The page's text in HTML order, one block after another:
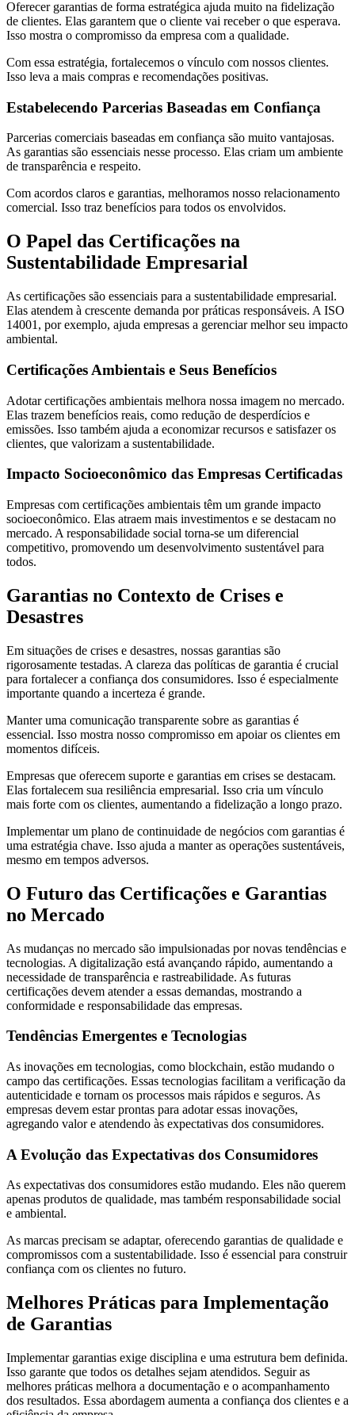
Oferecer garantias de forma estratégica ajuda muito na fidelização
de clientes. Elas garantem que o cliente vai receber o que esperava.
Isso mostra o compromisso da empresa com a qualidade.
Com essa estratégia, fortalecemos o vínculo com nossos clientes.
Isso leva a mais compras e recomendações positivas.
Estabelecendo Parcerias Baseadas em Confiança
Parcerias comerciais baseadas em confiança são muito vantajosas.
As garantias são essenciais nesse processo. Elas criam um ambiente
de transparência e respeito.
Com acordos claros e garantias, melhoramos nosso relacionamento
comercial. Isso traz benefícios para todos os envolvidos.
O Papel das Certificações na
Sustentabilidade Empresarial
As certificações são essenciais para a sustentabilidade empresarial.
Elas atendem à crescente demanda por práticas responsáveis. A ISO
14001, por exemplo, ajuda empresas a gerenciar melhor seu impacto
ambiental.
Certificações Ambientais e Seus Benefícios
Adotar certificações ambientais melhora nossa imagem no mercado.
Elas trazem benefícios reais, como redução de desperdícios e
emissões. Isso também ajuda a economizar recursos e satisfazer os
clientes, que valorizam a sustentabilidade.
Impacto Socioeconômico das Empresas Certificadas
Empresas com certificações ambientais têm um grande impacto
socioeconômico. Elas atraem mais investimentos e se destacam no
mercado. A responsabilidade social torna-se um diferencial
competitivo, promovendo um desenvolvimento sustentável para
todos.
Garantias no Contexto de Crises e
Desastres
Em situações de crises e desastres, nossas garantias são
rigorosamente testadas. A clareza das políticas de garantia é crucial
para fortalecer a confiança dos consumidores. Isso é especialmente
importante quando a incerteza é grande.
Manter uma comunicação transparente sobre as garantias é
essencial. Isso mostra nosso compromisso em apoiar os clientes em
momentos difíceis.
Empresas que oferecem suporte e garantias em crises se destacam.
Elas fortalecem sua resiliência empresarial. Isso cria um vínculo
mais forte com os clientes, aumentando a fidelização a longo prazo.
Implementar um plano de continuidade de negócios com garantias é
uma estratégia chave. Isso ajuda a manter as operações sustentáveis,
mesmo em tempos adversos.
O Futuro das Certificações e Garantias
no Mercado
As mudanças no mercado são impulsionadas por novas tendências e
tecnologias. A digitalização está avançando rápido, aumentando a
necessidade de transparência e rastreabilidade. As futuras
certificações devem atender a essas demandas, mostrando a
conformidade e responsabilidade das empresas.
Tendências Emergentes e Tecnologias
As inovações em tecnologias, como blockchain, estão mudando o
campo das certificações. Essas tecnologias facilitam a verificação da
autenticidade e tornam os processos mais rápidos e seguros. As
empresas devem estar prontas para adotar essas inovações,
agregando valor e atendendo às expectativas dos consumidores.
A Evolução das Expectativas dos Consumidores
As expectativas dos consumidores estão mudando. Eles não querem
apenas produtos de qualidade, mas também responsabilidade social
e ambiental.
As marcas precisam se adaptar, oferecendo garantias de qualidade e
compromissos com a sustentabilidade. Isso é essencial para construir
confiança com os clientes no futuro.
Melhores Práticas para Implementação
de Garantias
Implementar garantias exige disciplina e uma estrutura bem definida.
Isso garante que todos os detalhes sejam atendidos. Seguir as
melhores práticas melhora a documentação e o acompanhamento
dos resultados. Essa abordagem aumenta a confiança dos clientes e a